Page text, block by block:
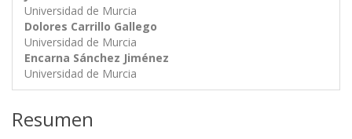
Universidad de Murcia
Dolores Carrillo Gallego
Universidad de Murcia
Encarna Sánchez Jiménez
Universidad de Murcia
Resumen